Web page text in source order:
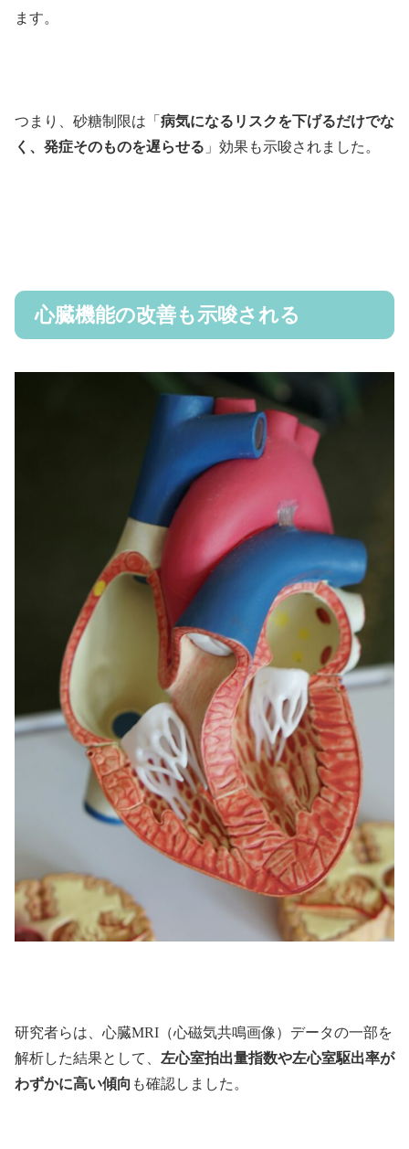
ます。
つまり、砂糖制限は「 病気になるリスクを下げるだけでな
く、発症そのものを遅らせる 」効果も示唆されました。
心臓機能の改善も示唆される
研究者らは、心臓MRI（心磁気共鳴画像）データの一部を
解析した結果として、 左心室拍出量指数や左心室駆出率が
わずかに高い傾向 も確認しました。